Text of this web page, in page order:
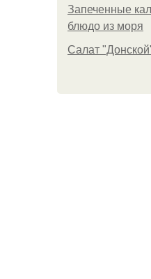
Запеченные
блюдо из моря
Салат